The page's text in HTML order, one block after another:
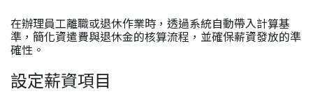
在辦理員工離職或退休作業時，透過系統自動帶入計算基
準，簡化資遣費與退休金的核算流程，並確保薪資發放的準
確性。
設定薪資項目